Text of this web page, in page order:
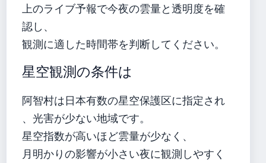
上のライブ予報で今夜の雲量と透明度を確
認し、
観測に適した時間帯を判断してください。
星空観測の条件は
阿智村は日本有数の星空保護区に指定され
、光害が少ない地域です。
星空指数が高いほど雲量が少なく、
月明かりの影響が小さい夜に観測しやすく